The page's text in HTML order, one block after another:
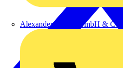
Alexander Bürkle GmbH & Co.